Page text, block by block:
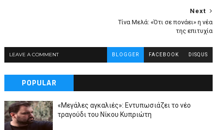
Next
Τίνα Μελά: «Ότι σε πονάει» η νέα
της επιτυχία
LEAVE A COMMENT BLOGGER FACEBOOK DISQUS
POPULAR
«Μεγάλες αγκαλιές»: Εντυπωσιάζει το νέο
τραγούδι του Νίκου Κυπριώτη